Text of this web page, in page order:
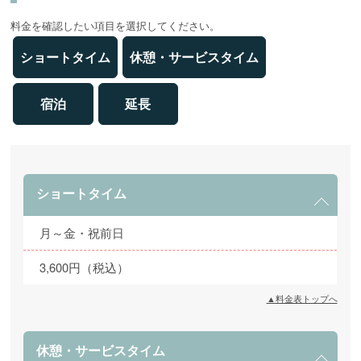
料金を確認したい項目を選択してください。
ショートタイム 休憩・サービスタイム
宿泊 延長
ショートタイム
月～金・祝前日
3,600円（税込）
▲料金表トップへ
休憩・サービスタイム